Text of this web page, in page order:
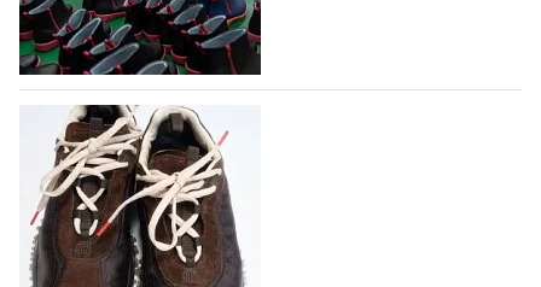
дизайнерских марок одежды, обуви и аксессуаров.
Бренды также получат маркетинговую…
06.08.2026 829
Объем мирового производства обуви в
2025 году практически не увеличился
В 2025 году мировое производство обуви
практически не изменилось, зафиксировав
незначительный рост на 0,1% до 24,6 млрд пар, -